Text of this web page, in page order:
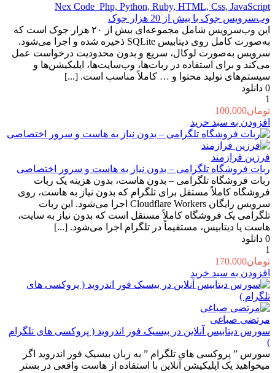
Nex Code ‌ Php, Python, Ruby, HTML, Css, JavaScript
وب‌سرویس جوک با بیش از 20 هزار جوک
این وب‌سرویس شامل مجموعه‌ای بیش از ۲۰ هزار جوک است که
به‌صورت کامل روی دیتابیس SQLite ذخیره شده و اجرا می‌شود.
سرویس به‌صورت لوکال، سریع و بدون محدودیت درخواست عمل
می‌کند و برای استفاده در ربات‌ها، وب‌سایت‌ها، اپلیکیشن‌ها و
سیستم‌های تولید محتوا و … کاملاً مناسب است. [...]
0 دانلود
1
تومان100.000
افزودن به سبد خرید
فرزین فرازمند
ربات فروشگاه تلگرامی – بدون نیاز به هاست و سرور اختصاصی
ربات فروشگاه تلگرامی – بدون هاست، بدون هزینه یک ربات
فروشگاه کاملاً مستقل برای تلگرام که بدون نیاز به هاست، روی
سرویس رایگان Cloudflare Workers اجرا می‌شود. این ربات
تلگرامی یک فروشگاه کاملاً مستقل است که بدون نیاز به سایت،
هاست یا دیتابیس، مستقیماً در تلگرام اجرا می‌شود. [...]
0 دانلود
1
تومان170.000
افزودن به سبد خرید
مرتضی صباغی
سورس دیتابیس آنلاین در بیسیک فور اندروید ( پروکسی های تلگرام
)
سورس ” پروکسی های تلگرام ” به زبان بیسیک فور اندروید اگر
میخواهید یک اپلیکیشن آنلاین با استفاده از هاست واقعی در بستر